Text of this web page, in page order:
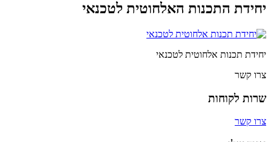
יחידת התכנות האלחוטית לטכנאי
יחידת תכנות אלחוטית לטכנאי
צרו קשר
שרות לקוחות
צרו קשר